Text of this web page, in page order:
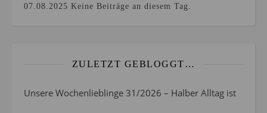
07.08.2025 Keine Beiträge an diesem Tag.
ZULETZT GEBLOGGT…
Unsere Wochenlieblinge 31/2026 – Halber Alltag ist